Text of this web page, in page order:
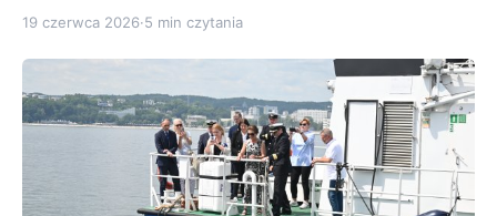
19 czerwca 2026·5 min czytania